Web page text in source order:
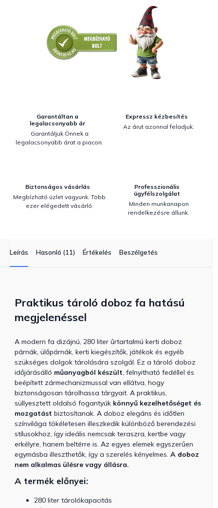
Garantáltan a
legalacsonyabb ár
Garantáljuk Önnek a
legalacsonyabb árat a piacon.
Expressz kézbesítés
Az árut azonnal feladjuk.
Biztonságos vásárlás
Megbízható üzlet vagyunk. Több
ezer elégedett vásárló.
Professzionális
ügyfélszolgálat
Minden munkanapon
rendelkezésre állunk.
Leírás Hasonló (11) Értékelés Beszélgetés
Praktikus tároló doboz fa hatású
megjelenéssel
A modern fa dizájnú, 280 liter űrtartalmú kerti doboz
párnák, ülőpárnák, kerti kiegészítők, játékok és egyéb
szükséges dolgok tárolására szolgál. Ez a tároló doboz
időjárásálló műanyagból készült, felnyitható fedéllel és
beépített zármechanizmussal van ellátva, hogy
biztonságosan tárolhassa tárgyait. A praktikus,
süllyesztett oldalsó fogantyúk könnyű kezelhetőséget és
mozgatást biztosítanak. A doboz elegáns és időtlen
színvilága tökéletesen illeszkedik különböző berendezési
stílusokhoz, így ideális nemcsak teraszra, kertbe vagy
erkélyre, hanem beltérre is. Az egyes elemek egyszerűen
egymásba illeszthetők, így a szerelés kényelmes. A doboz
nem alkalmas ülésre vagy állásra.
A termék előnyei:
280 liter tárolókapacitás